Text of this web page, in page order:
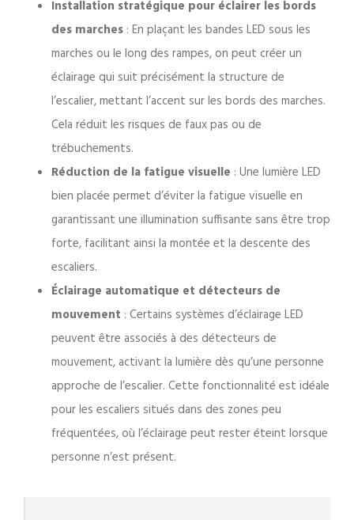
Installation stratégique pour éclairer les bords
des marches : En plaçant les bandes LED sous les
marches ou le long des rampes, on peut créer un
éclairage qui suit précisément la structure de
l’escalier, mettant l’accent sur les bords des marches.
Cela réduit les risques de faux pas ou de
trébuchements.
Réduction de la fatigue visuelle : Une lumière LED
bien placée permet d’éviter la fatigue visuelle en
garantissant une illumination suffisante sans être trop
forte, facilitant ainsi la montée et la descente des
escaliers.
Éclairage automatique et détecteurs de
mouvement : Certains systèmes d’éclairage LED
peuvent être associés à des détecteurs de
mouvement, activant la lumière dès qu’une personne
approche de l’escalier. Cette fonctionnalité est idéale
pour les escaliers situés dans des zones peu
fréquentées, où l’éclairage peut rester éteint lorsque
personne n’est présent.